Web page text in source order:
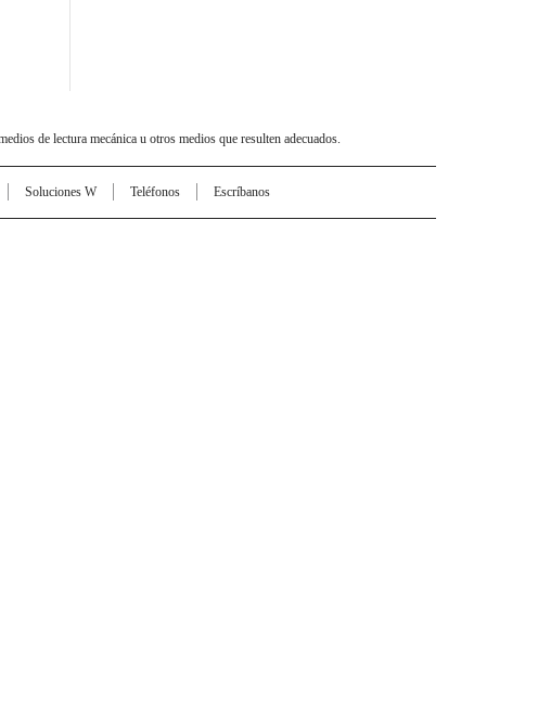
de lectura mecánica u otros medios que resulten adecuados.
Soluciones W Teléfonos Escríbanos